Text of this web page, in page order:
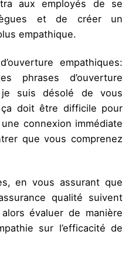
aux employés de se
et de créer un
empathique.
empathiques:
phrases d’ouverture
je suis désolé de vous
doit être difficile pour
connexion immédiate
que vous comprenez
en vous assurant que
qualité suivent
évaluer de manière
sur l’efficacité de